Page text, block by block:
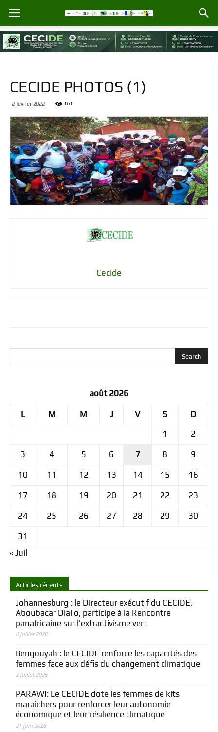
CECIDE PHOTOS (1)
2 février 2022 878
Cecide
août 2026
L M M J V S
D
1
2
3 4 5 6 7 8 9
10 11 12 13 14 15 16
17 18 19 20 21 22 23
24 25 26 27 28 29 30
31
« Juil
Articles récents
Johannesburg : le Directeur exécutif du CECIDE,
Aboubacar Diallo, participe à la Rencontre
panafricaine sur l’extractivisme vert
6 juillet 2026
Bengouyah : le CECIDE renforce les capacités des
femmes face aux défis du changement climatique
2 juillet 2026
PARAWI: Le CECIDE dote les femmes de kits
maraîchers pour renforcer leur autonomie
économique et leur résilience climatique
21 juin 2026